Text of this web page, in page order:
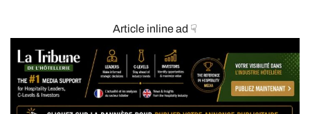
Article inline ad ☟